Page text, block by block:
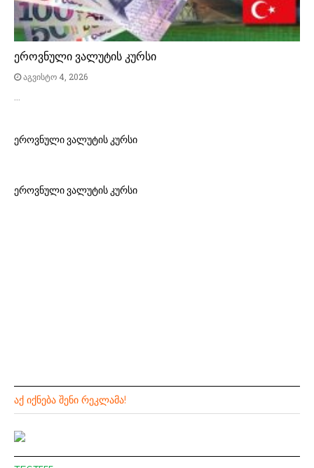
ეროვნული ვალუტის კურსი
აგვისტო 4, 2026
…
ეროვნული ვალუტის კურსი
ეროვნული ვალუტის კურსი
ᲐᲥ ᲘᲥᲜᲔᲑᲐ ᲨᲔᲜᲘ ᲠᲔᲙᲚᲐᲛᲐ!